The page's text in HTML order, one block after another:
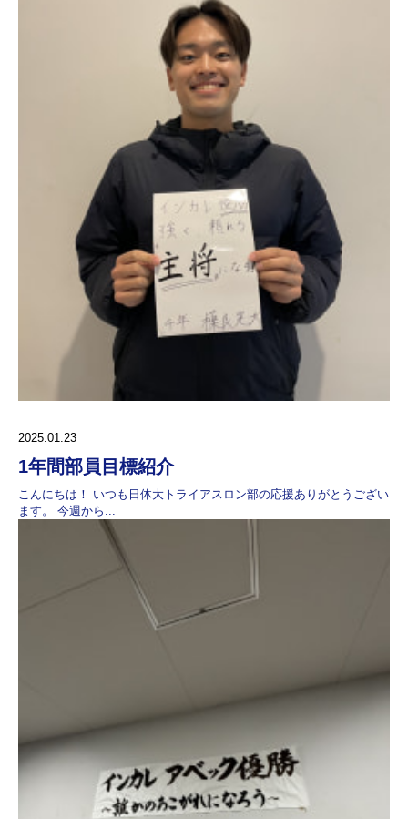
2025.01.23
1年間部員目標紹介
こんにちは！ いつも日体大トライアスロン部の応援ありがとうござい
ます。 今週から...